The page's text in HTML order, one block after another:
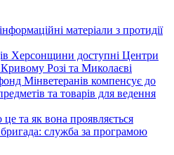
матеріали з протидії
Херсонщини доступні Центри
Розі та Миколаєві
Мінветеранів компенсує до
та товарів для ведення
та як вона проявляється
служба за програмою